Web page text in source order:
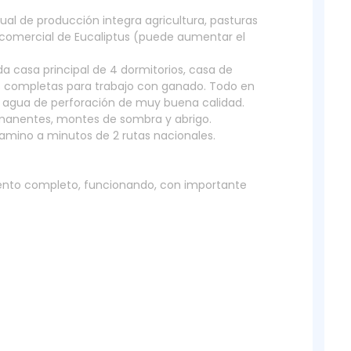
de producción integra agricultura, pasturas
de Eucaliptus (puede aumentar el
casa principal de 4 dormitorios, casa de
para trabajo con ganado. Todo en
de perforación de muy buena calidad.
montes de sombra y abrigo.
a minutos de 2 rutas nacionales.
completo, funcionando, con importante